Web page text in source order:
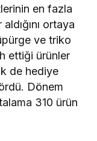
en fazla
ortaya
ve triko
ettiği ürünler
de hediye
Dönem
310 ürün